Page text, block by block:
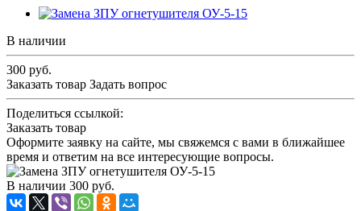
В наличии
300 руб.
Заказать товар Задать вопрос
Поделиться ссылкой:
Заказать товар
Оформите заявку на сайте, мы свяжемся с вами в ближайшее
время и ответим на все интересующие вопросы.
В наличии 300 руб.